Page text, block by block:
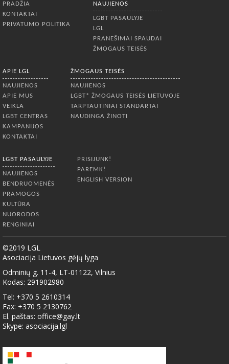
PRADŽIA
KONTAKTAI
PRIVATUMO POLITIKA
NAUJIENOS
LGBT PASAULYJE
LGL
PRANEŠIMAI SPAUDAI
ŽMOGAUS TEISĖS
APIE LGL
NAUJIENOS
APIE MUS
VEIKLA
LGBT CENTRAS
KAMPANIJOS
KONTAKTAI
ŽMOGAUS TEISĖS
NAUJIENOS
LGBT* ŽMOGAUS TEISĖS LIETUVOJE
TARPTAUTINIAI STANDARTAI
NAUDINGA ŽINOTI
LGBT PASAULYJE
NAUJIENOS
BENDRUOMENĖS
PRAMOGOS
KULTŪRA
NUORODOS
RENGINIAI
PRISIJUNK!
PAREMK!
ENGLISH VERSION
©2019 LGL
Asociacija Lietuvos gėjų lyga
Odminių g. 11-4, LT-01122, Vilnius
Kodas: 291902980
Tel: +370 5 2610314
Fax: +370 5 2130762
El. paštas: office@gay.lt
Skype: asociacija.lgl